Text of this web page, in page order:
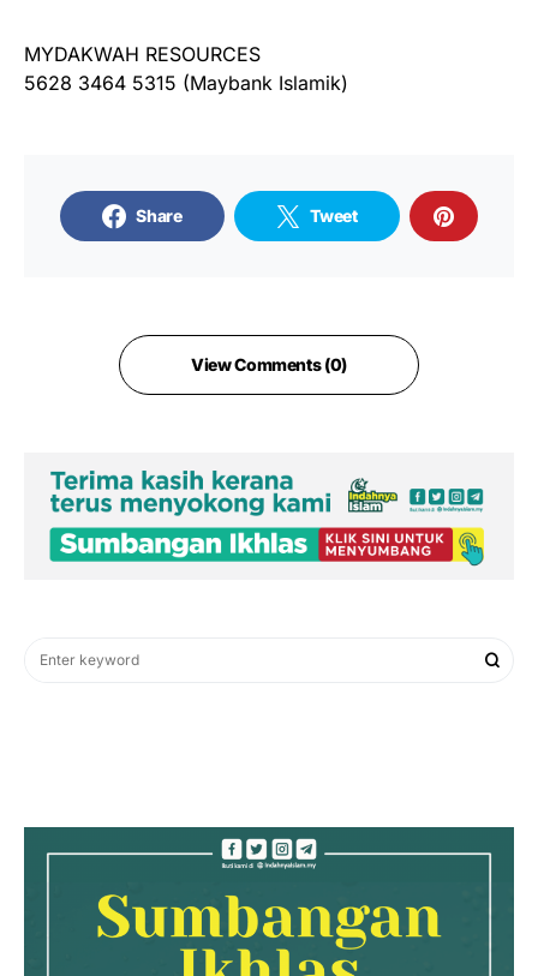
MYDAKWAH RESOURCES
5628 3464 5315 (Maybank Islamik)
Share Tweet
View Comments (0)